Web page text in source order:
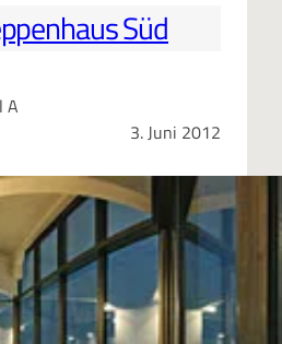
Süd
A
3. Juni 2012